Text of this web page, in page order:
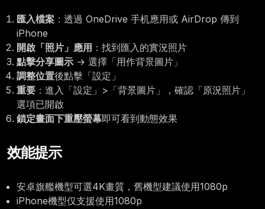
匯入檔案 ：透過 OneDrive 手机應用或 AirDrop 傳到
iPhone
開啟「照片」應用 ：找到匯入的實況照片
點擊分享圖示 → 選擇「用作背景圖片」
調整位置後點擊「設定」
重要 ：進入「設定」>「背景圖片」，確認「原況照片」
選項已開啟
鎖定畫面下重壓螢幕即可看到動態效果
效能提示
安卓旗艦機型可選4K畫質，舊機型建議使用1080p
iPhone機型仅支援使用1080p